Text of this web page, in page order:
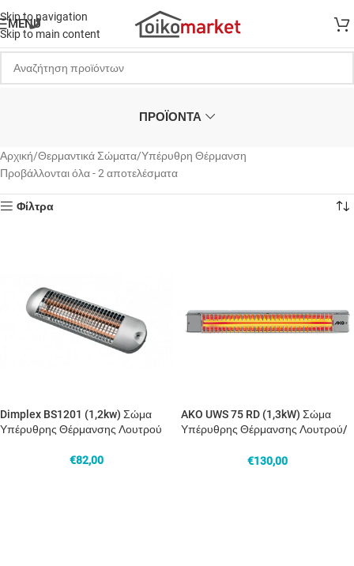
Skip to navigation
Skip to main content
MENU
ΠΡΟΪΟΝΤΑ
Αρχική Θερμαντικά Σώματα Υπέρυθρη Θέρμανση
Προβάλλονται όλα - 2 αποτελέσματα
Φίλτρα
Dimplex BS1201 (1,2kw) Σώμα
Υπέρυθρης Θέρμανσης Λουτρού
€82,00
AKO UWS 75 RD (1,3kW) Σώμα
Υπέρυθρης Θέρμανσης Λουτρού/
€130,00